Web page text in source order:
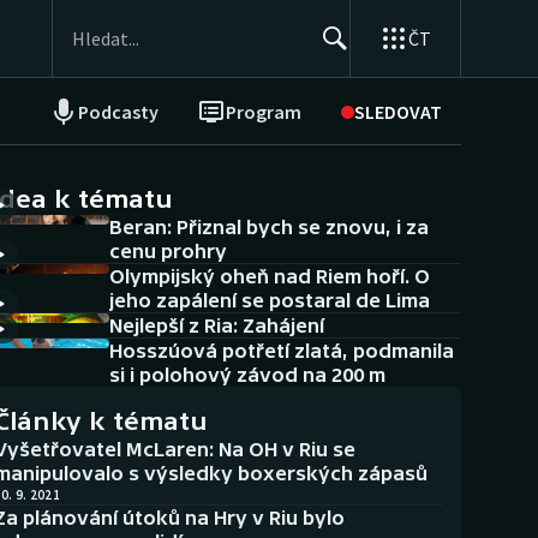
ČT
Podcasty Program SLEDOVAT
NEPŘEHLÉDNĚTE
Historické návraty
Aplikace ČT sport
AZ kvíz
k tématu
Beran: Přiznal bych se znovu, i za
cenu prohry
Olympijský oheň nad Riem hoří. O
jeho zapálení se postaral de Lima
Nejlepší z Ria: Zahájení
Hosszúová potřetí zlatá, podmanila
si i polohový závod na 200 m
k tématu
McLaren: Na OH v Riu se
s výsledky boxerských zápasů
9. 2021
plánování útoků na Hry v Riu bylo